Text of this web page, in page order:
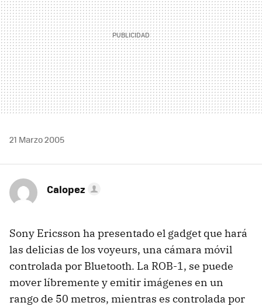
21 Marzo 2005
Calopez
Sony Ericsson ha presentado el gadget que hará
las delicias de los voyeurs, una cámara móvil
controlada por Bluetooth. La ROB-1, se puede
mover líbremente y emitir imágenes en un
rango de 50 metros, mientras es controlada por